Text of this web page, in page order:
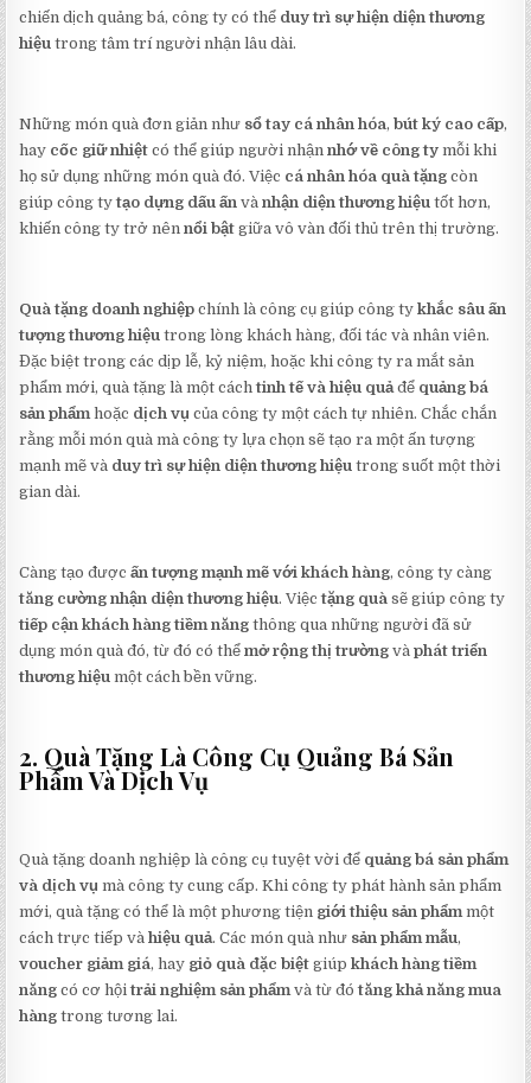
chiến dịch quảng bá, công ty có thể duy trì sự hiện diện thương
hiệu trong tâm trí người nhận lâu dài.
Những món quà đơn giản như sổ tay cá nhân hóa,bút ký cao cấp,
hay cốc giữ nhiệt có thể giúp người nhậnnhớ về công ty mỗi khi
họ sử dụng những món quà đó. Việc cá nhân hóa quà tặng còn
giúp công tytạo dựng dấu ấn vànhận diện thương hiệu tốt hơn,
khiến công ty trở nênnổi bật giữa vô vàn đối thủ trên thị trường.
Quà tặng doanh nghiệp chính là công cụ giúp công tykhắc sâu ấn
tượng thương hiệu trong lòng khách hàng, đối tác và nhân viên.
Đặc biệt trong các dịp lễ, kỷ niệm, hoặc khi công ty ra mắt sản
phẩm mới, quà tặng là một cáchtinh tế và hiệu quả để quảng bá
sản phẩm hoặc dịch vụ của công ty một cách tự nhiên. Chắc chắn
rằng mỗi món quà mà công ty lựa chọn sẽ tạo ra một ấn tượng
mạnh mẽ và duy trì sự hiện diện thương hiệu trong suốt một thời
gian dài.
Càng tạo đượcấn tượng mạnh mẽ với khách hàng, công ty càng
tăng cường nhận diện thương hiệu. Việctặng quà sẽ giúp công ty
tiếp cận khách hàng tiềm năng thông qua những người đã sử
dụng món quà đó, từ đó có thểmở rộng thị trường vàphát triển
thương hiệu một cách bền vững.
2. Quà Tặng Là Công Cụ Quảng Bá Sản
Phẩm Và Dịch Vụ
Quà tặng doanh nghiệp là công cụ tuyệt vời để quảng bá sản phẩm
và dịch vụ mà công ty cung cấp. Khi công ty phát hành sản phẩm
mới, quà tặng có thể là một phương tiện giới thiệu sản phẩm một
cách trực tiếp vàhiệu quả. Các món quà như sản phẩm mẫu,
voucher giảm giá, hay giỏ quà đặc biệt giúpkhách hàng tiềm
năng có cơ hộitrải nghiệm sản phẩm và từ đótăng khả năng mua
hàng trong tương lai.